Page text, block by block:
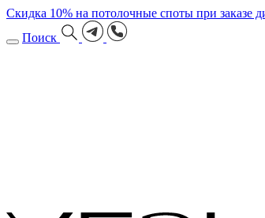
Скидка 10% на потолочные споты при заказе
Поиск